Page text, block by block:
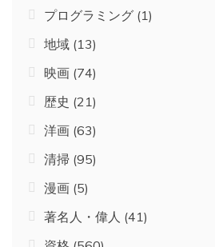
プログラミング (1)
地域 (13)
映画 (74)
歴史 (21)
洋画 (63)
清掃 (95)
漫画 (5)
著名人・偉人 (41)